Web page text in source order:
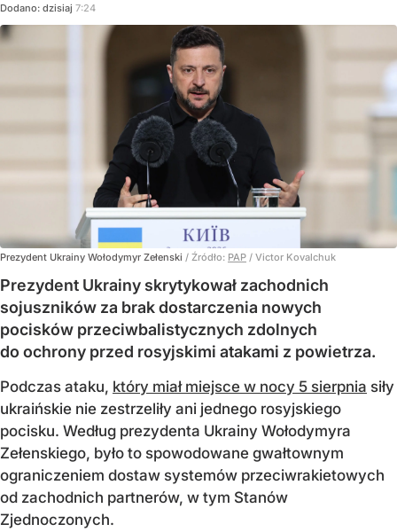
Dodano: dzisiaj 7:24
Prezydent Ukrainy Wołodymyr Zełenski / Źródło: PAP / Victor Kovalchuk
Prezydent Ukrainy skrytykował zachodnich
sojuszników za brak dostarczenia nowych
pocisków przeciwbalistycznych zdolnych
do ochrony przed rosyjskimi atakami z powietrza.
Podczas ataku, który miał miejsce w nocy 5 sierpnia siły
ukraińskie nie zestrzeliły ani jednego rosyjskiego
pocisku. Według prezydenta Ukrainy Wołodymyra
Zełenskiego, było to spowodowane gwałtownym
ograniczeniem dostaw systemów przeciwrakietowych
od zachodnich partnerów, w tym Stanów
Zjednoczonych.